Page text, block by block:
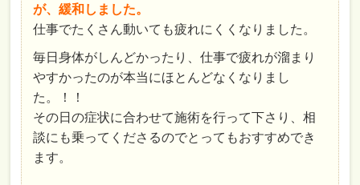
が、緩和しました。
仕事でたくさん動いても疲れにくくなりました。
毎日身体がしんどかったり、仕事で疲れが溜まり
やすかったのが本当にほとんどなくなりまし
た。！！
その日の症状に合わせて施術を行って下さり、相
談にも乗ってくださるのでとってもおすすめでき
ます。